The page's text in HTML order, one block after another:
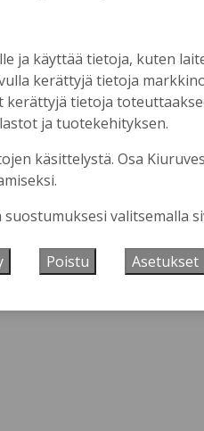
ja käyttää tietoja, kuten
kerättyjä tietoja
tietoja
ja tuotekehityksen.
käsittelystä. Osa
valitsemalla
Poistu Asetukset